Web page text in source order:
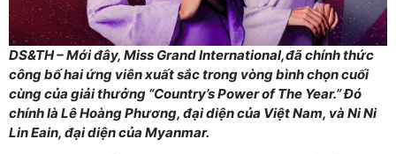
DS&TH – Mới đây, Miss Grand International,đã chính thức
công bố hai ứng viên xuất sắc trong vòng bình chọn cuối
cùng của giải thưởng “Country’s Power of The Year.” Đó
chính là Lê Hoàng Phương, đại diện của Việt Nam, và Ni Ni
Lin Eain, đại diện của Myanmar.